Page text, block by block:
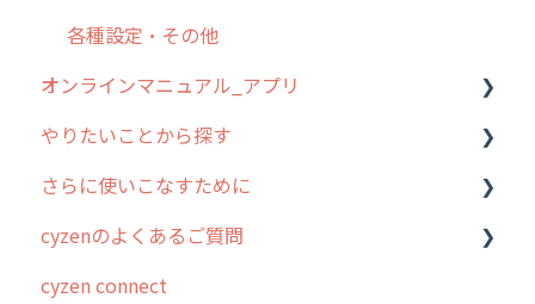
各種設定・その他
オンラインマニュアル_アプリ
アプリの使い始め
ホーム画面
スポット
報告閲覧
やりたいことから探す
行動管理
勤怠管理
予定管理
さらに使いこなすために
はじめに
スポット・ステータス関連オプション
cyzenのよくあるご質問
ログインについて
cyzen connect